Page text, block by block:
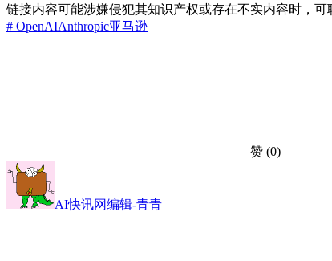
链接内容可能涉嫌侵犯其知识产权或存在不实内容时，可
# OpenAIAnthropic亚马逊
赞 (0)
AI快讯网编辑-青青